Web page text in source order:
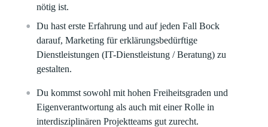
nötig ist.
Du hast erste Erfahrung und auf jeden Fall Bock
darauf, Marketing für erklärungsbedürftige
Dienstleistungen (IT-Dienstleistung / Beratung) zu
gestalten.
Du kommst sowohl mit hohen Freiheitsgraden und
Eigenverantwortung als auch mit einer Rolle in
interdisziplinären Projektteams gut zurecht.